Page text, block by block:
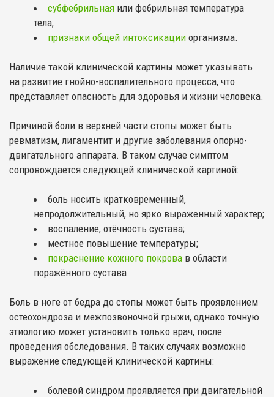
субфебрильная или фебрильная температура
тела;
признаки общей интоксикации организма.
Наличие такой клинической картины может указывать
на развитие гнойно-воспалительного процесса, что
представляет опасность для здоровья и жизни человека.
Причиной боли в верхней части стопы может быть
ревматизм, лигаментит и другие заболевания опорно-
двигательного аппарата. В таком случае симптом
сопровождается следующей клинической картиной:
боль носить кратковременный,
непродолжительный, но ярко выраженный характер;
воспаление, отёчность сустава;
местное повышение температуры;
покраснение кожного покрова в области
поражённого сустава.
Боль в ноге от бедра до стопы может быть проявлением
остеохондроза и межпозвоночной грыжи, однако точную
этиологию может установить только врач, после
проведения обследования. В таких случаях возможно
выражение следующей клинической картины:
болевой синдром проявляется при двигательной